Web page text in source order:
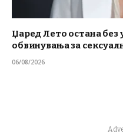
Џаред Лето остана без
обвинувања за
06/08/2026